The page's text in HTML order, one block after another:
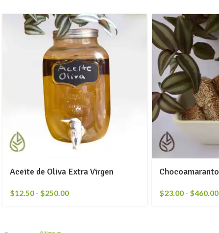
Aceite de Oliva Extra Virgen
$12.50 - $250.00
Chocoamaranto
$23.00 - $460.00